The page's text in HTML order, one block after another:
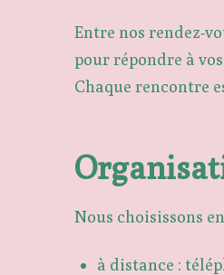
Entre nos rendez-
pour répondre à
Chaque rencontre
Nous choisissons
à distance :